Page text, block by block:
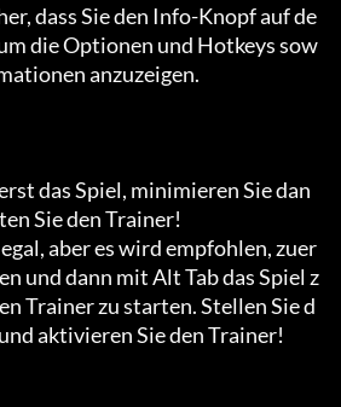
dass Sie den Info-Knopf auf de
die Optionen und Hotkeys sow
anzuzeigen.
das Spiel, minimieren Sie dan
Sie den Trainer!
aber es wird empfohlen, zuer
und dann mit Alt Tab das Spiel z
Trainer zu starten. Stellen Sie d
aktivieren Sie den Trainer!